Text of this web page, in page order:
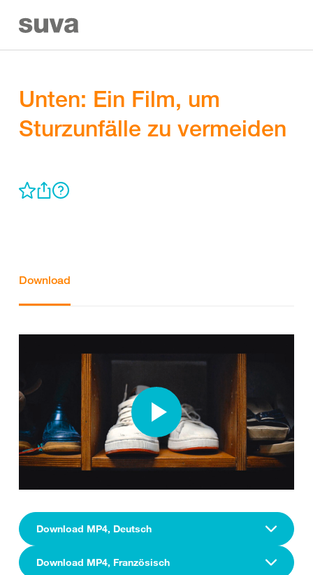
Unten: Ein Film, um
Sturzunfälle zu vermeiden
Download
Download MP4, Deutsch
Download MP4, Französisch